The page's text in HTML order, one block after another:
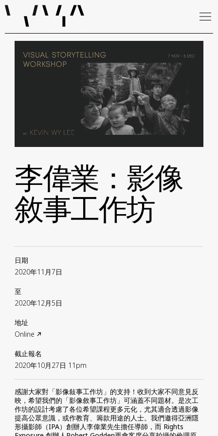
李偉業：影像
敘事工作坊
日期
2020年11月7日
至
2020年12月5日
地址
Online ↗
截止報名
2020年10月27日 11pm
感謝大家對「影像敍事工作坊」的支持！收到大家不同意見反
映，希望我們的「影像敘事工作坊」可涵蓋不同題材。是次工
作坊的設計考慮了各位希望課程更多元化，尤其適合透過影像
提高公眾意識，或作教育、籌款用途的人士。我們邀得亞洲隱
形攝影師（IPA）創辦人李偉業先生擔任導師，而 Rights